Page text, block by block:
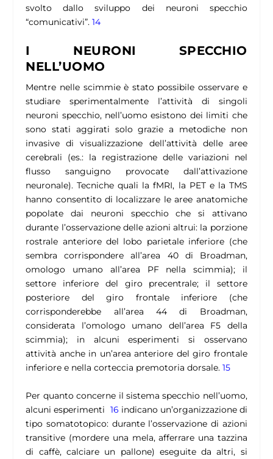
svolto dallo sviluppo dei neuroni specchio
“comunicativi”.14
I NEURONI SPECCHIO
NELL’UOMO
Mentre nelle scimmie è stato possibile osservare e
studiare sperimentalmente l’attività di singoli
neuroni specchio, nell’uomo esistono dei limiti che
sono stati aggirati solo grazie a metodiche non
invasive di visualizzazione dell’attività delle aree
cerebrali (es.: la registrazione delle variazioni nel
flusso sanguigno provocate dall’attivazione
neuronale). Tecniche quali la fMRI, la PET e la TMS
hanno consentito di localizzare le aree anatomiche
popolate dai neuroni specchio che si attivano
durante l’osservazione delle azioni altrui: la porzione
rostrale anteriore del lobo parietale inferiore (che
sembra corrispondere all’area 40 di Broadman,
omologo umano all’area PF nella scimmia); il
settore inferiore del giro precentrale; il settore
posteriore del giro frontale inferiore (che
corrisponderebbe all’area 44 di Broadman,
considerata l’omologo umano dell’area F5 della
scimmia); in alcuni esperimenti si osservano
attività anche in un’area anteriore del giro frontale
inferiore e nella corteccia premotoria dorsale.15
Per quanto concerne il sistema specchio nell’uomo,
alcuni esperimenti 16 indicano un’organizzazione di
tipo somatotopico: durante l’osservazione di azioni
transitive (mordere una mela, afferrare una tazzina
di caffè, calciare un pallone) eseguite da altri, si